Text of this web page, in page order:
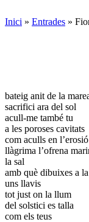
Inici » Entrades »
bateig anit de la
sacrifici ara del sol
acull-me també tu
a les poroses cavitats
com aculls en
llàgrima l’ofrena
la sal
amb què dibuixes a
uns llavis
tot just on la llum
del solstici es talla
com els teus